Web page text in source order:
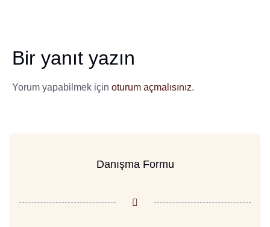
Bir yanıt yazın
Yorum yapabilmek için oturum açmalısınız.
Danışma Formu